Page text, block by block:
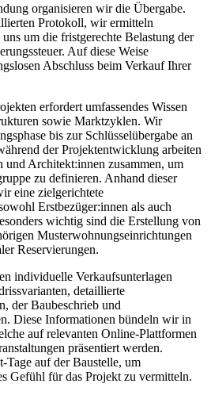
organisieren wir die Übergabe.
Protokoll, wir ermitteln
um die fristgerechte Belastung der
Auf diese Weise
Abschluss beim Verkauf Ihrer
erfordert umfassendes Wissen
sowie Marktzyklen. Wir
bis zur Schlüsselübergabe an
der Projektentwicklung arbeiten
Architekt:innen zusammen, um
zu definieren. Anhand dieser
eine zielgerichtete
Erstbezüger:innen als auch
wichtig sind die Erstellung von
Musterwohnungseinrichtungen
Reservierungen.
individuelle Verkaufsunterlagen
detaillierte
der Baubeschrieb und
Diese Informationen bündeln wir in
auf relevanten Online-Plattformen
präsentiert werden.
auf der Baustelle, um
Gefühl für das Projekt zu vermitteln.